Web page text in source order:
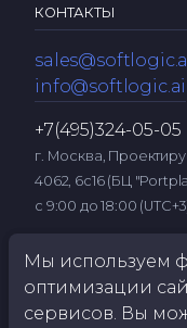
КОНТАКТЫ
info@softlogic.ai
+7(495)324-05-05
г. Москва,
4062, 6с16 (БЦ
с 9:00 до 18:00
Мы используем
оптимизации
сервисов. Вы